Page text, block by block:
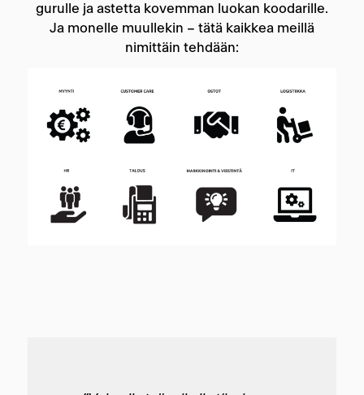
gurulle ja astetta kovemman luokan koodarille.
Ja monelle muullekin – tätä kaikkea meillä
nimittäin tehdään: